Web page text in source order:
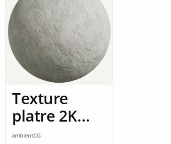
Texture
platre 2K
seamless
ambientCG